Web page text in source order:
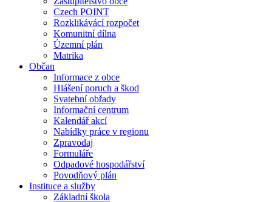
Czech POINT
Rozklikávácí rozpočet
Komunitní dílna
Územní plán
Matrika
Občan
Informace z obce
Hlášení poruch a škod
Svatební obřady
Informační centrum
Kalendář akcí
Nabídky práce v regionu
Zpravodaj
Formuláře
Odpadové hospodářství
Povodňový plán
Instituce a služby
Základní škola